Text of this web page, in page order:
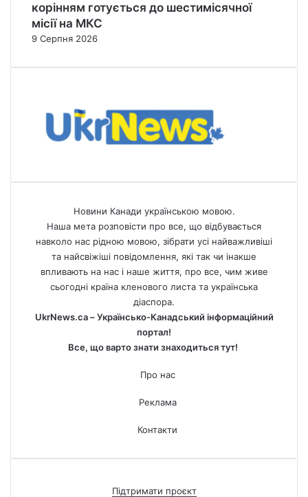
корінням готується до шестимісячної
місії на МКС
9 Серпня 2026
Новини Канади українською мовою.
Наша мета розповісти про все, що відбувається
навколо нас рідною мовою, зібрати усі найважливіші
та найсвіжіші повідомлення, які так чи інакше
впливають на нас і наше життя, про все, чим живе
сьогодні країна кленового листа та українська
діаспора.
UkrNews.ca – Українсько-Канадський інформаційний
портал!
Все, що варто знати знаходиться тут!
Про нас
Реклама
Контакти
Підтримати проєкт